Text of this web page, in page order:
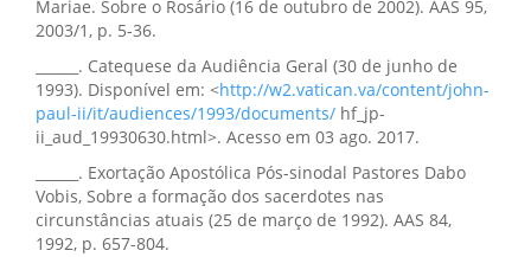
Mariae. Sobre o Rosário (16 de outubro de 2002). AAS 95,
2003/1, p. 5-36.
______. Catequese da Audiência Geral (30 de junho de
1993). Disponível em: <http://w2.vatican.va/content/john-
paul-ii/it/audiences/1993/documents/ hf_jp-
ii_aud_19930630.html>. Acesso em 03 ago. 2017.
______. Exortação Apostólica Pós-sinodal Pastores Dabo
Vobis, Sobre a formação dos sacerdotes nas
circunstâncias atuais (25 de março de 1992). AAS 84,
1992, p. 657-804.